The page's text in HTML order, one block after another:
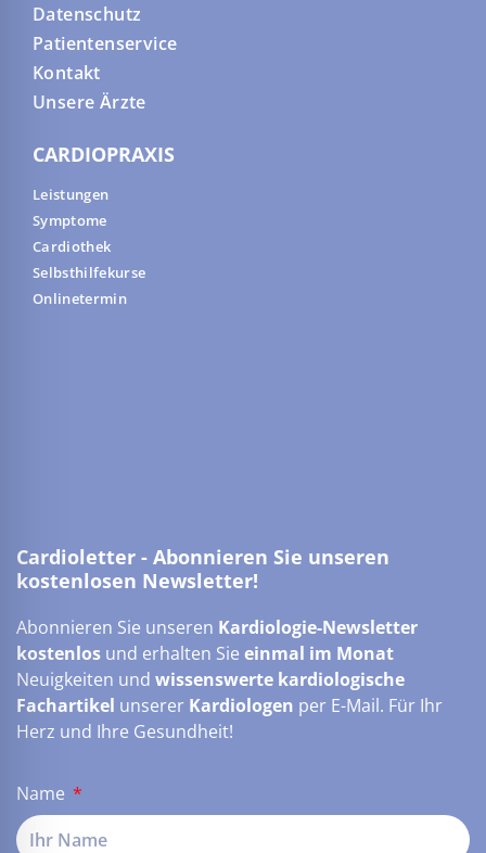
Datenschutz
Patientenservice
Kontakt
Unsere Ärzte
CARDIOPRAXIS
Leistungen
Symptome
Cardiothek
Selbsthilfekurse
Onlinetermin
Cardioletter - Abonnieren Sie unseren
kostenlosen Newsletter!
Abonnieren Sie unseren Kardiologie-Newsletter
kostenlos und erhalten Sie einmal im Monat
Neuigkeiten und wissenswerte kardiologische
Fachartikel unserer Kardiologen per E-Mail. Für Ihr
Herz und Ihre Gesundheit!
Name